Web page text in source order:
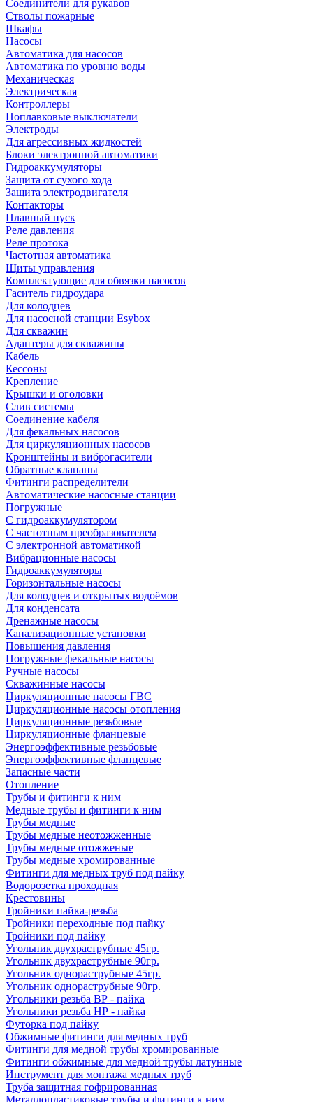
Соединители для рукавов
Стволы пожарные
Шкафы
Насосы
Автоматика для насосов
Автоматика по уровню воды
Механическая
Электрическая
Контроллеры
Поплавковые выключатели
Электроды
Для агрессивных жидкостей
Блоки электронной автоматики
Гидроаккумуляторы
Защита от сухого хода
Защита электродвигателя
Контакторы
Плавный пуск
Реле давления
Реле протока
Частотная автоматика
Щиты управления
Комплектующие для обвязки насосов
Гаситель гидроудара
Для колодцев
Для насосной станции Esybox
Для скважин
Адаптеры для скважины
Кабель
Кессоны
Крепление
Крышки и оголовки
Слив системы
Соединение кабеля
Для фекальных насосов
Для циркуляционных насосов
Кронштейны и виброгасители
Обратные клапаны
Фитинги распределители
Автоматические насосные станции
Погружные
С гидроаккумулятором
С частотным преобразователем
С электронной автоматикой
Вибрационные насосы
Гидроаккумуляторы
Горизонтальные насосы
Для колодцев и открытых водоёмов
Для конденсата
Дренажные насосы
Канализационные установки
Повышения давления
Погружные фекальные насосы
Ручные насосы
Скважинные насосы
Циркуляционные насосы ГВС
Циркуляционные насосы отопления
Циркуляционные резьбовые
Циркуляционные фланцевые
Энергоэффективные резьбовые
Энергоэффективные фланцевые
Запасные части
Отопление
Трубы и фитинги к ним
Медные трубы и фитинги к ним
Трубы медные
Трубы медные неотожженные
Трубы медные отожженые
Трубы медные хромированные
Фитинги для медных труб под пайку
Водорозетка проходная
Крестовины
Тройники пайка-резьба
Тройники переходные под пайку
Тройники под пайку
Угольник двухраструбные 45гр.
Угольник двухраструбные 90гр.
Угольник однораструбные 45гр.
Угольник однораструбные 90гр.
Угольники резьба ВР - пайка
Угольники резьба НР - пайка
Футорка под пайку
Обжимные фитинги для медных труб
Фитинги для медной трубы хромированные
Фитинги обжимные для медной трубы латунные
Инструмент для монтажа медных труб
Труба защитная гофрированная
Металлопластиковые трубы и фитинги к ним